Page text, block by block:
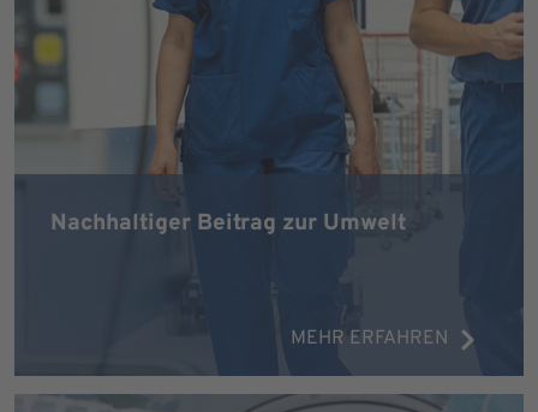
Nachhaltiger Beitrag zur Umwelt
MEHR ERFAHREN